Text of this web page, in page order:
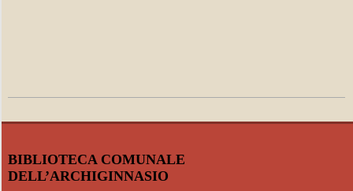
03-
BIBLIOTECA COMUNALE
DELL’ARCHIGINNASIO